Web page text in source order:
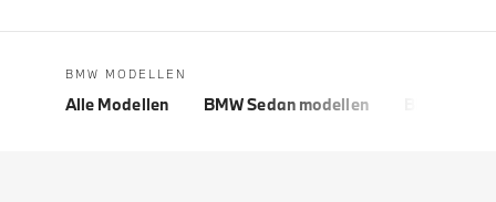
BMW MODELLEN
Alle Modellen BMW Sedan modellen